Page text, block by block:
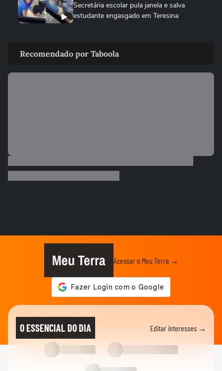
Secretária escolar pula janela e salva
estudante engasgado em Teresina
população retorne para casa e...
CIDADES
veículo por policiais...
Tornado atinge cidade do RS pela
segunda semana seguida; veja
Chegada de ciclone provoca granizo e
afeta mais de 100 casas no RS
Vídeo mostra o momento em que pai e
madrasta suspeitos de matar...
Recomendado por Taboola
Meu Terra Acessar o Meu Terra →
O ESSENCIAL DO DIA Editar interesses →